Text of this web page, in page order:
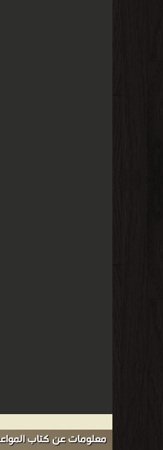
معلومات عن كتاب المواعظ